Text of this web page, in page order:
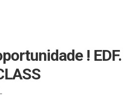
! EDF.